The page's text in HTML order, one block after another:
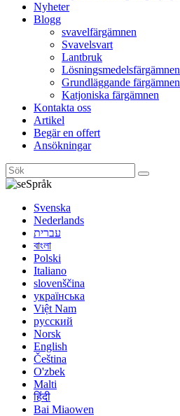
Nyheter
Blogg
svavelfärgämnen
Svavelsvart
Lantbruk
Lösningsmedelsfärgämnen
Grundläggande färgämnen
Katjoniska färgämnen
Kontakta oss
Artikel
Begär en offert
Ansökningar
Språk
Svenska
Nederlands
עברית
বাংলা
Polski
Italiano
slovenščina
українська
Việt Nam
русский
Norsk
English
Čeština
O'zbek
Malti
हिंदी
Bai Miaowen